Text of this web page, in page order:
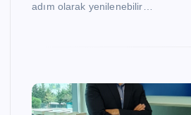
adım olarak yenilenebilir…